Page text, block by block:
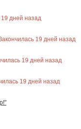
19 дней назад
19 дней назад
19 дней назад
19 дней назад